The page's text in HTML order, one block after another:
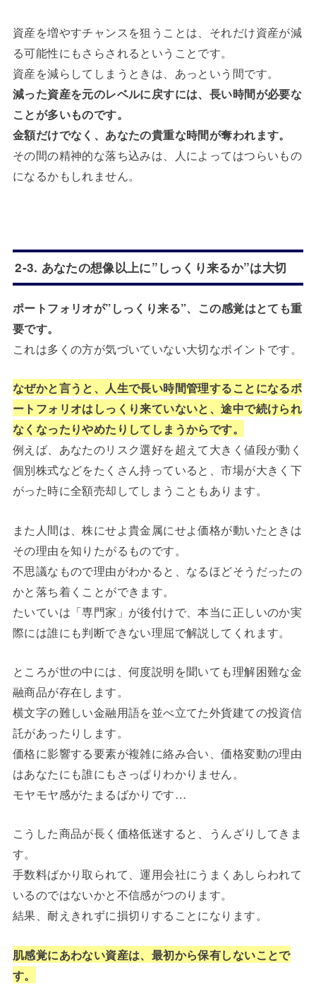
資産を増やすチャンスを狙うことは、それだけ資産が減
る可能性にもさらされるということです。
資産を減らしてしまうときは、あっという間です。
減った資産を元のレベルに戻すには、長い時間が必要な
ことが多いものです。
金額だけでなく、あなたの貴重な時間が奪われます。
その間の精神的な落ち込みは、人によってはつらいもの
になるかもしれません。
2-3. あなたの想像以上に”しっくり来るか”は大切
ポートフォリオが”しっくり来る”、この感覚はとても重
要です。
これは多くの方が気づいていない大切なポイントです。
なぜかと言うと、人生で長い時間管理することになるポ
ートフォリオはしっくり来ていないと、途中で続けられ
なくなったりやめたりしてしまうからです。
例えば、あなたのリスク選好を超えて大きく値段が動く
個別株式などをたくさん持っていると、市場が大きく下
がった時に全額売却してしまうこともあります。
また人間は、株にせよ貴金属にせよ価格が動いたときは
その理由を知りたがるものです。
不思議なもので理由がわかると、なるほどそうだったの
かと落ち着くことができます。
たいていは「専門家」が後付けで、本当に正しいのか実
際には誰にも判断できない理屈で解説してくれます。
ところが世の中には、何度説明を聞いても理解困難な金
融商品が存在します。
横文字の難しい金融用語を並べ立てた外貨建ての投資信
託があったりします。
価格に影響する要素が複雑に絡み合い、価格変動の理由
はあなたにも誰にもさっぱりわかりません。
モヤモヤ感がたまるばかりです…
こうした商品が長く価格低迷すると、うんざりしてきま
す。
手数料ばかり取られて、運用会社にうまくあしらわれて
いるのではないかと不信感がつのります。
結果、耐えきれずに損切りすることになります。
肌感覚にあわない資産は、最初から保有しないことで
す。